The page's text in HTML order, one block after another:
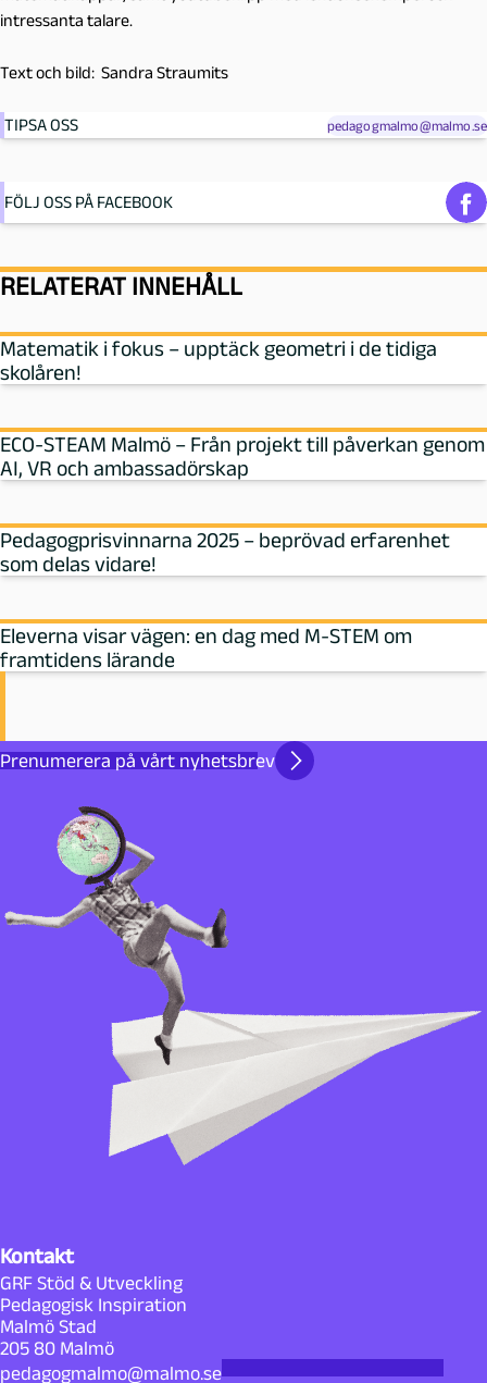
intressanta talare.
Text och bild: Sandra Straumits
TIPSA OSS pedagogmalmo@malmo.se
FÖLJ OSS PÅ FACEBOOK
RELATERAT INNEHÅLL
Matematik i fokus – upptäck geometri i de tidiga
skolåren!
ECO-STEAM Malmö – Från projekt till påverkan genom
AI, VR och ambassadörskap
Pedagogprisvinnarna 2025 – beprövad erfarenhet
som delas vidare!
Eleverna visar vägen: en dag med M‑STEM om
framtidens lärande
Prenumerera på vårt nyhetsbrev
Kontakt
GRF Stöd & Utveckling
Pedagogisk Inspiration
Malmö Stad
205 80 Malmö
pedagogmalmo@malmo.se